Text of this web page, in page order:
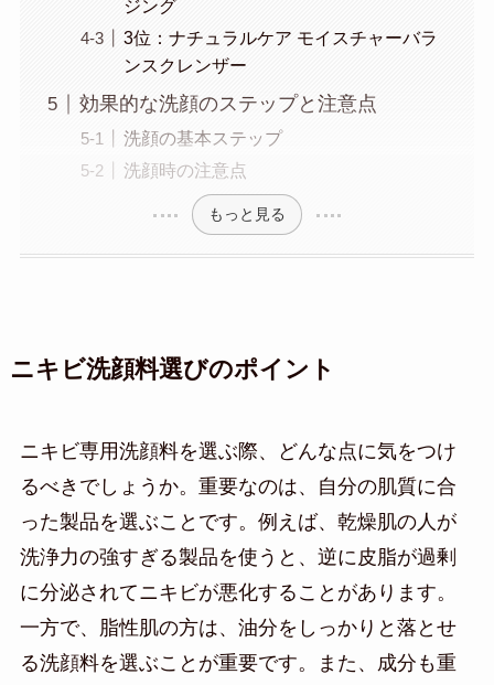
ジング
3位：ナチュラルケア モイスチャーバラ
ンスクレンザー
効果的な洗顔のステップと注意点
洗顔の基本ステップ
洗顔時の注意点
もっと見る
ニキビ洗顔料選びのポイント
ニキビ専用洗顔料を選ぶ際、どんな点に気をつけ
るべきでしょうか。重要なのは、自分の肌質に合
った製品を選ぶことです。例えば、乾燥肌の人が
洗浄力の強すぎる製品を使うと、逆に皮脂が過剰
に分泌されてニキビが悪化することがあります。
一方で、脂性肌の方は、油分をしっかりと落とせ
る洗顔料を選ぶことが重要です。また、成分も重